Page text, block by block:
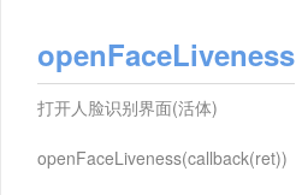
openFaceLiveness
打开人脸识别界面(活体)
openFaceLiveness(callback(ret))